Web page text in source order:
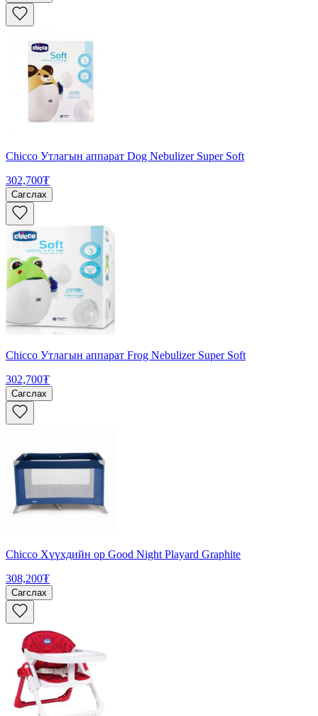
Chicco Утлагын аппарат Dog Nebulizer Super Soft
302,700₮
Сагслах
Chicco Утлагын аппарат Frog Nebulizer Super Soft
302,700₮
Сагслах
Chicco Хүүхдийн ор Good Night Playard Graphite
308,200₮
Сагслах